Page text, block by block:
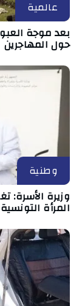
عالمية
بعد موجة
حول المهاجرين
وطنية
وزيرة الأسرة:
المرأة التونسية